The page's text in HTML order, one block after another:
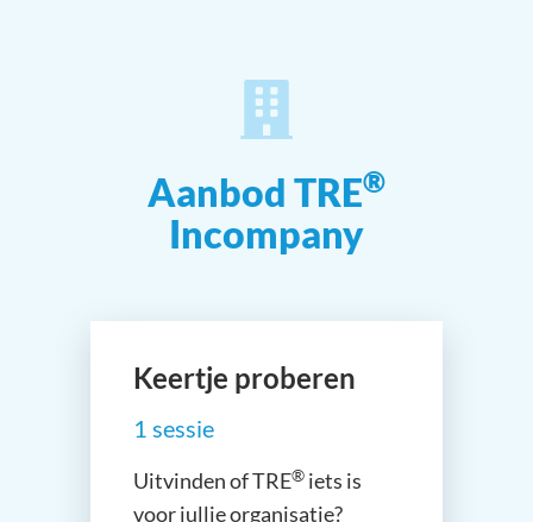
Aanbod TRE®
Incompany
Keertje proberen
1 sessie
Uitvinden of TRE® iets is
voor jullie organisatie?